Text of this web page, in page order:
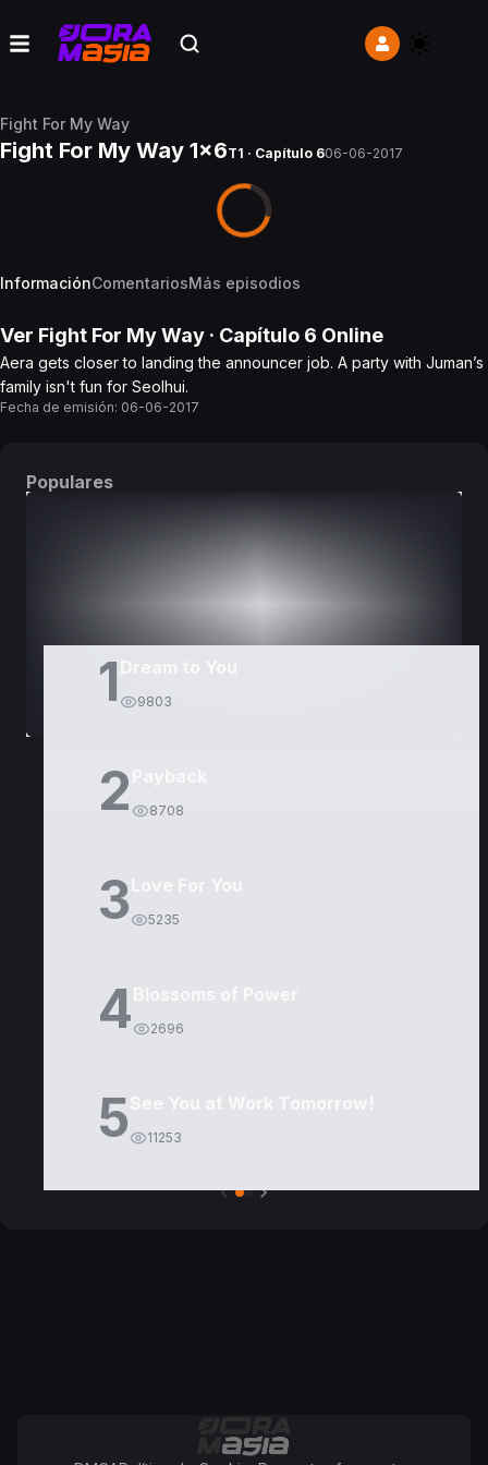
Fight For My Way
Fight For My Way 1x6T1 · Capítulo 606-06-2017
InformaciónComentariosMás episodios
Ver Fight For My Way · Capítulo 6 Online
Aera gets closer to landing the announcer job. A party with Juman’s
family isn't fun for Seolhui.
Fecha de emisión: 06-06-2017
Populares
1 9803
2 8708
3 5235
4 2696
5 11253